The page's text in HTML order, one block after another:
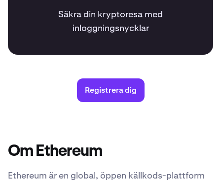
Säkra din kryptoresa med
inloggningsnycklar
Registrera dig
Om Ethereum
Ethereum är en global, öppen källkods-plattform